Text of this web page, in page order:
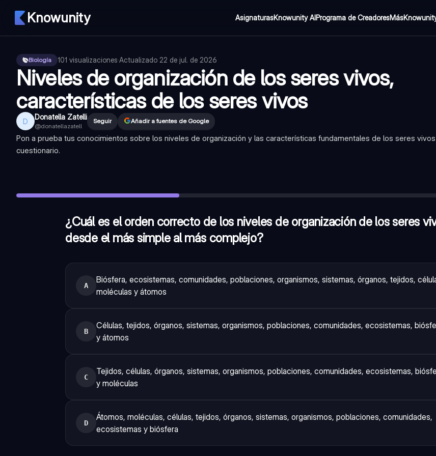
Knowunity AsignaturasKnowunity AIPrograma de CreadoresMás
Biología 101 visualizaciones·Actualizado 22 de jul. de 2026
Niveles de organización de los seres vivos,
características de los seres vivos
D Donatella Zatelli
@donatellazatell
Seguir Añadir a fuentes de Google
Pon a prueba tus conocimientos sobre los niveles de organización y las características fundamentales de los seres
cuestionario.
¿Cuál es el orden correcto de los niveles de organización de los seres
desde el más simple al más complejo?
A
Biósfera, ecosistemas, comunidades, poblaciones, organismos, sistemas, órganos, tejidos,
moléculas y átomos
B
Células, tejidos, órganos, sistemas, organismos, poblaciones, comunidades, ecosistemas,
y átomos
C
Tejidos, células, órganos, sistemas, organismos, poblaciones, comunidades, ecosistemas,
y moléculas
D
Átomos, moléculas, células, tejidos, órganos, sistemas, organismos, poblaciones, comunidades,
ecosistemas y biósfera
¿La reproducción sexual involucra la participación de un solo progenitor?—Falso